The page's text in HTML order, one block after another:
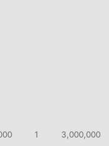
1 3,000,000